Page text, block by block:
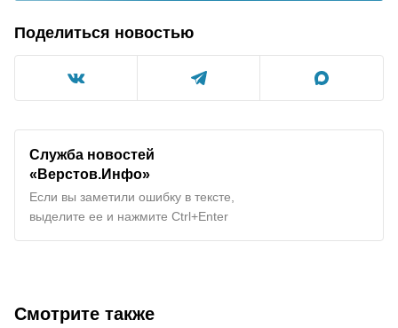
Поделиться новостью
Служба новостей
«Верстов.Инфо»
Если вы заметили ошибку в тексте,
выделите ее и нажмите Ctrl+Enter
Смотрите также